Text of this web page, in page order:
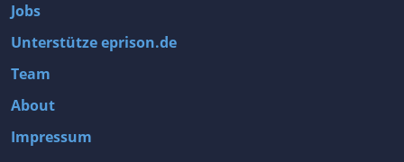
Jobs
Unterstütze eprison.de
Team
About
Impressum